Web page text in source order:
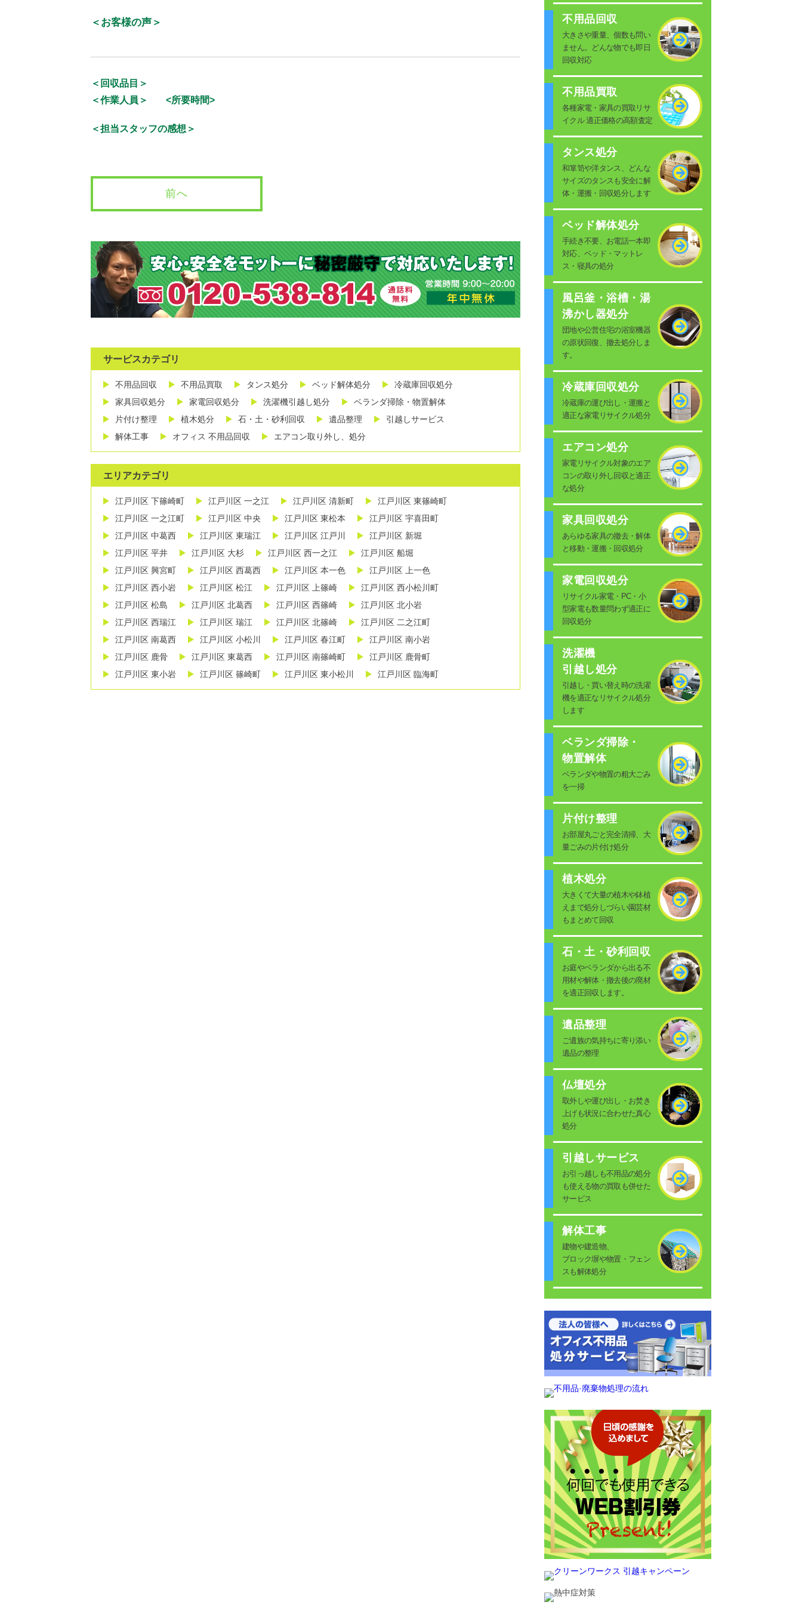
＜お客様の声＞
＜回収品目＞
＜作業人員＞
<所要時間>
＜担当スタッフの感想＞
前へ
サービスカテゴリ
不用品回収 不用品買取 タンス処分 ベッド解体処分
冷蔵庫回収処分
家具回収処分
家電回収処分 洗濯機引越し処分
ベランダ掃除・物置解体
片付け整理
植木処分 石・土・砂利回収 遺品整理
引越しサービス
解体工事
オフィス 不用品回収 エアコン取り外し、処分
エリアカテゴリ
江戸川区 下篠崎町 江戸川区 一之江 江戸川区 清新町
江戸川区 東篠崎町
江戸川区 一之江町
江戸川区 中央 江戸川区 東松本
江戸川区 宇喜田町
江戸川区 中葛西
江戸川区 東瑞江 江戸川区 江戸川
江戸川区 新堀
江戸川区 平井
江戸川区 大杉 江戸川区 西一之江
江戸川区 船堀
江戸川区 興宮町
江戸川区 西葛西 江戸川区 本一色
江戸川区 上一色
江戸川区 西小岩
江戸川区 松江 江戸川区 上篠崎
江戸川区 西小松川町
江戸川区 松島
江戸川区 北葛西 江戸川区 西篠崎
江戸川区 北小岩
江戸川区 西瑞江
江戸川区 瑞江 江戸川区 北篠崎
江戸川区 二之江町
江戸川区 南葛西
江戸川区 小松川 江戸川区 春江町
江戸川区 南小岩
江戸川区 鹿骨
江戸川区 東葛西 江戸川区 南篠崎町
江戸川区 鹿骨町
江戸川区 東小岩
江戸川区 篠崎町 江戸川区 東小松川 江戸川区 臨海町
不用品回収
大きさや重量、個数も問い
ません。どんな物でも即日
回収対応
不用品買取
各種家電・家具の買取リサ
イクル 適正価格の高額査定
タンス処分
和箪笥や洋タンス、どんな
サイズのタンスも安全に解
体・運搬・回収処分します
ベッド解体処分
手続き不要、お電話一本即
対応、ベッド・マットレ
ス・寝具の処分
風呂釜・浴槽・湯
沸かし器処分
団地や公営住宅の浴室機器
の原状回復、撤去処分しま
す。
冷蔵庫回収処分
冷蔵庫の運び出し・運搬と
適正な家電リサイクル処分
エアコン処分
家電リサイクル対象のエア
コンの取り外し回収と適正
な処分
家具回収処分
あらゆる家具の撤去・解体
と移動・運搬・回収処分
家電回収処分
リサイクル家電・PC・小
型家電も数量問わず適正に
回収処分
洗濯機
引越し処分
引越し・買い替え時の洗濯
機を適正なリサイクル処分
します
ベランダ掃除・
物置解体
ベランダや物置の粗大ごみ
を一掃
片付け整理
お部屋丸ごと完全清掃、大
量ごみの片付け処分
植木処分
大きくて大量の植木や鉢植
えまで処分しづらい園芸材
もまとめて回収
石・土・砂利回収
お庭やベランダから出る不
用材や解体・撤去後の廃材
を適正回収します。
遺品整理
ご遺族の気持ちに寄り添い
遺品の整理
仏壇処分
取外しや運び出し・お焚き
上げも状況に合わせた真心
処分
引越しサービス
お引っ越しも不用品の処分
も使える物の買取も併せた
サービス
解体工事
建物や建造物、
ブロック塀や物置・フェン
スも解体処分